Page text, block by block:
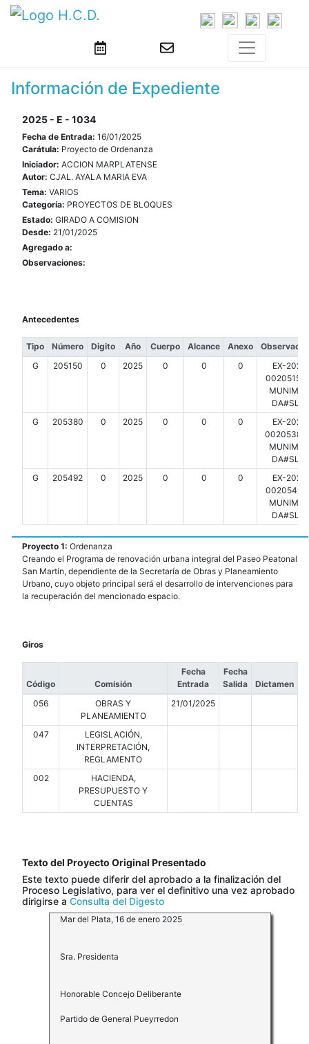
Información de Expediente
2025 - E - 1034
Fecha de Entrada: 16/01/2025
Carátula: Proyecto de Ordenanza
Iniciador: ACCION MARPLATENSE
Autor: CJAL. AYALA MARIA EVA
Tema: VARIOS
Categoría: PROYECTOS DE BLOQUES
Estado: GIRADO A COMISION
Desde: 21/01/2025
Agregado a:
Observaciones:
Antecedentes
Tipo Número Digito Año Cuerpo Alcance Anexo
G
205150 0 2025 0 0 0
EX-
G
205380 0 2025 0 0 0
EX-
G
205492 0 2025 0 0 0
EX-
Proyecto 1: Ordenanza
Creando el Programa de renovación urbana integral del Paseo Peatonal
San Martín, dependiente de la Secretaría de Obras y Planeamiento
Urbano, cuyo objeto principal será el desarrollo de intervenciones para
la recuperación del mencionado espacio.
Giros
Código Comisión
Fecha
Entrada
Fecha
Salida
Dictamen
056
OBRAS Y
PLANEAMIENTO
21/01/2025
047
LEGISLACIÓN,
INTERPRETACIÓN,
REGLAMENTO
002
HACIENDA,
PRESUPUESTO Y
CUENTAS
Texto del Proyecto Original Presentado
Este texto puede diferir del aprobado a la finalización del
Proceso Legislativo, para ver el definitivo una vez aprobado
dirigirse a Consulta del Digesto
Mar del Plata, 16 de enero 2025
Sra. Presidenta
Honorable Concejo Deliberante
Partido de General Pueyrredon